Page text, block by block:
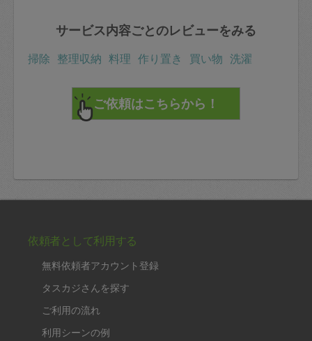
サービス内容ごとのレビューをみる
掃除 整理収納 料理 作り置き 買い物 洗濯
依頼者として利用する
無料依頼者アカウント登録
タスカジさんを探す
ご利用の流れ
利用シーンの例